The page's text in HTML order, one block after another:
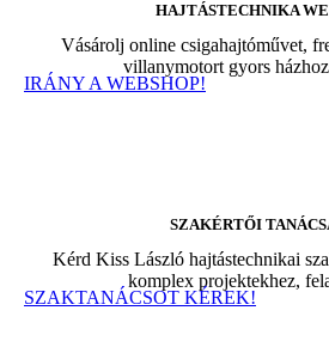
HAJTÁSTECHNIKA
Vásárolj online csigahajtóművet,
villanymotort gyors
IRÁNY A WEBSHOP!
SZAKÉRTŐI
Kérd Kiss László hajtástechnikai
komplex projektekhez,
SZAKTANÁCSOT KÉREK!